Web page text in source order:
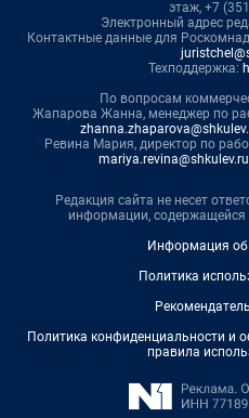
этаж, +7
Электронный адрес
Контактные данные для
Техподдержка:
По вопросам
Жапарова Жанна, менеджер по
Ревина Мария, директор по
mariya.revina@shkulev.ru
Редакция сайта не несет
информации, содержащейся
Информация об
Политика
Политика конфиденциальности и
правила